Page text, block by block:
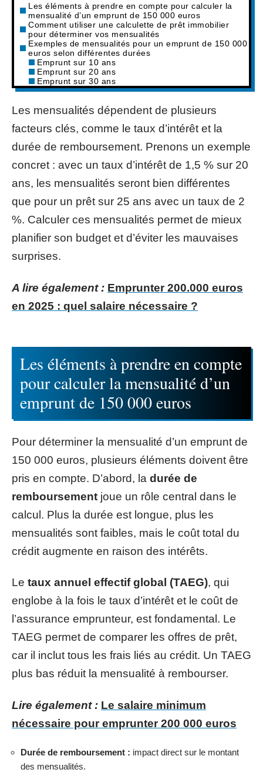
Les éléments à prendre en compte pour calculer la
mensualité d’un emprunt de 150 000 euros
Comment utiliser une calculette de prêt immobilier
pour déterminer vos mensualités
Exemples de mensualités pour un emprunt de 150 000
euros selon différentes durées
Emprunt sur 10 ans
Emprunt sur 20 ans
Emprunt sur 30 ans
Les mensualités dépendent de plusieurs
facteurs clés, comme le taux d’intérêt et la
durée de remboursement. Prenons un exemple
concret : avec un taux d’intérêt de 1,5 % sur 20
ans, les mensualités seront bien différentes
que pour un prêt sur 25 ans avec un taux de 2
%. Calculer ces mensualités permet de mieux
planifier son budget et d’éviter les mauvaises
surprises.
A lire également : Emprunter 200.000 euros
en 2025 : quel salaire nécessaire ?
Les éléments à prendre en compte
pour calculer la mensualité d’un
emprunt de 150 000 euros
Pour déterminer la mensualité d’un emprunt de
150 000 euros, plusieurs éléments doivent être
pris en compte. D’abord, la durée de
remboursement joue un rôle central dans le
calcul. Plus la durée est longue, plus les
mensualités sont faibles, mais le coût total du
crédit augmente en raison des intérêts.
Le taux annuel effectif global (TAEG), qui
englobe à la fois le taux d’intérêt et le coût de
l’assurance emprunteur, est fondamental. Le
TAEG permet de comparer les offres de prêt,
car il inclut tous les frais liés au crédit. Un TAEG
plus bas réduit la mensualité à rembourser.
Lire également : Le salaire minimum
nécessaire pour emprunter 200 000 euros
Durée de remboursement : impact direct sur le montant
des mensualités.